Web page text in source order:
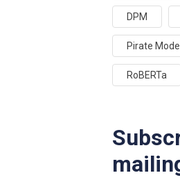
DPM
Pirate
RoBERTa